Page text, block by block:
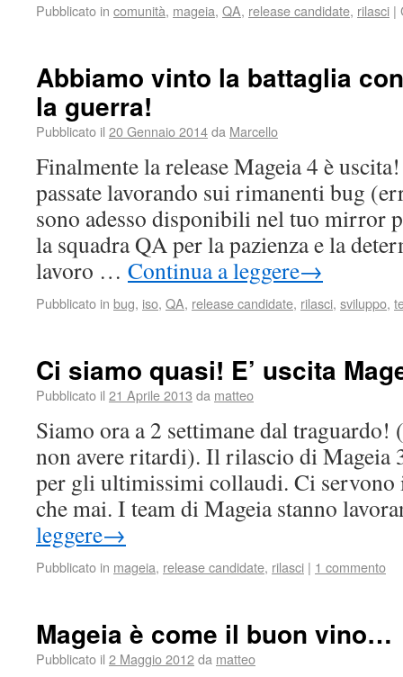
Pubblicato in comunità, mageia, QA, release candidate, rilasci |
Abbiamo vinto la battaglia
la guerra!
Pubblicato il 20 Gennaio 2014da Marcello
Finalmente la release Mageia 4 è
passate lavorando sui rimanenti bug
sono adesso disponibili nel tuo mirror
la squadra QA per la pazienza e la
lavoro … Continua a leggere→
Pubblicato in bug, iso, QA, release candidate, rilasci, sviluppo,
Ci siamo quasi! E’ uscita
Pubblicato il 21 Aprile 2013 da matteo
Siamo ora a 2 settimane dal
non avere ritardi). Il rilascio di Mageia
per gli ultimissimi collaudi. Ci
che mai. I team di Mageia stanno
leggere→
Pubblicato in mageia, release candidate, rilasci | 1 commento
Mageia è come il buon vino…
Pubblicato il 2 Maggio 2012da matteo